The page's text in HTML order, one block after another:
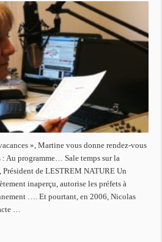
du
temps
du
29/6
», Martine vous donne rendez-vous
Au programme… Sale temps sur la
de LESTREM NATURE Un
inaperçu, autorise les préfets à
…. Et pourtant, en 2006, Nicolas
…